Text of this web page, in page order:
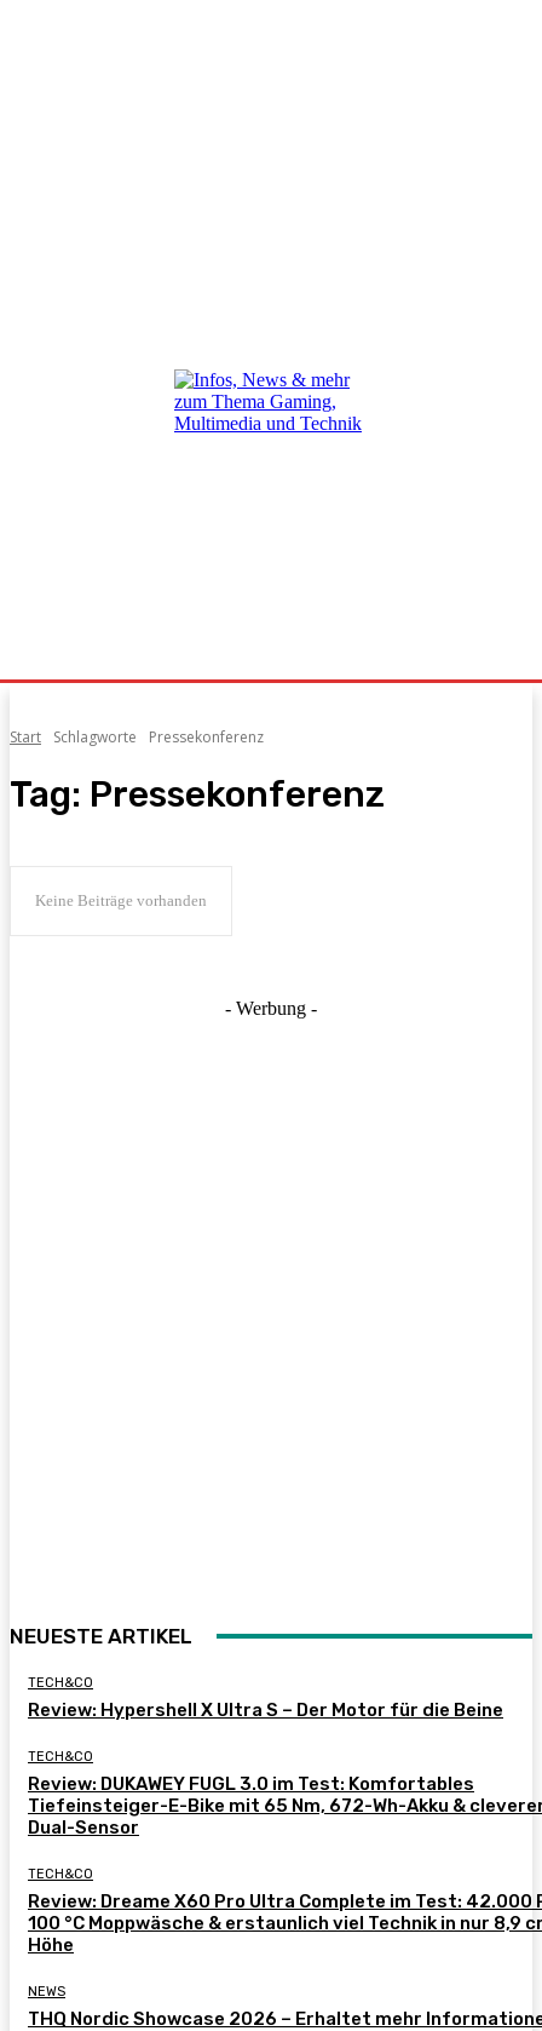
Start Schlagworte Pressekonferenz
Tag: Pressekonferenz
Keine Beiträge vorhanden
- Werbung -
NEUESTE ARTIKEL
TECH&CO
Review: Hypershell X Ultra S – Der Motor für die Beine
TECH&CO
Review: DUKAWEY FUGL 3.0 im Test: Komfortables
Tiefeinsteiger-E-Bike mit 65 Nm, 672-Wh-Akku &
Dual-Sensor
TECH&CO
Review: Dreame X60 Pro Ultra Complete im Test: 42.000
100 °C Moppwäsche & erstaunlich viel Technik in nur 8,9
Höhe
NEWS
THQ Nordic Showcase 2026 – Erhaltet mehr